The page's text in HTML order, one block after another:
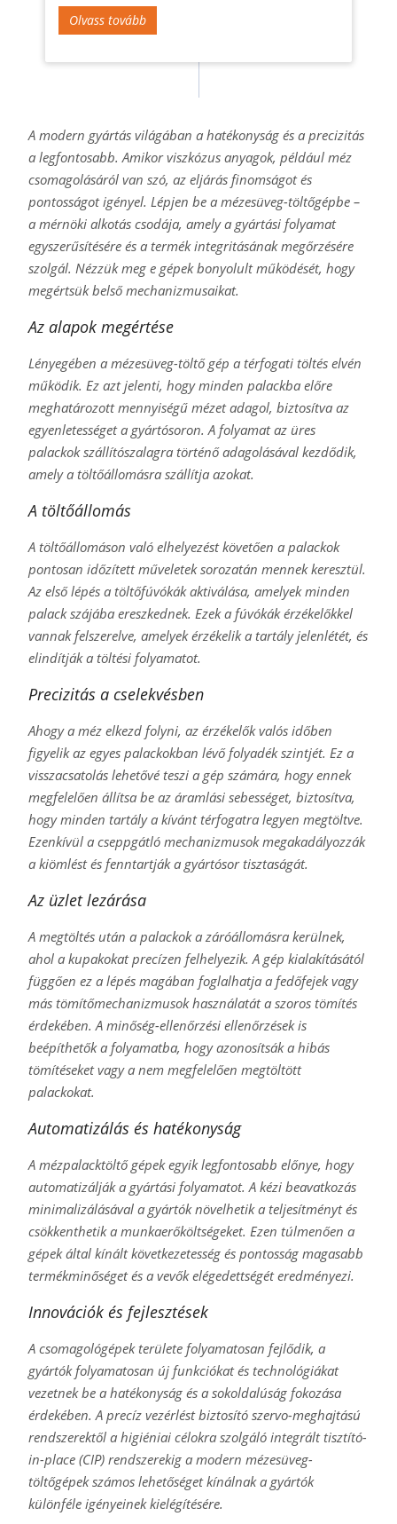
Olvass tovább
A modern gyártás világában a hatékonyság és a precizitás
a legfontosabb. Amikor viszkózus anyagok, például méz
csomagolásáról van szó, az eljárás finomságot és
pontosságot igényel. Lépjen be a mézesüveg-töltőgépbe –
a mérnöki alkotás csodája, amely a gyártási folyamat
egyszerűsítésére és a termék integritásának megőrzésére
szolgál. Nézzük meg e gépek bonyolult működését, hogy
megértsük belső mechanizmusaikat.
Az alapok megértése
Lényegében a mézesüveg-töltő gép a térfogati töltés elvén
működik. Ez azt jelenti, hogy minden palackba előre
meghatározott mennyiségű mézet adagol, biztosítva az
egyenletességet a gyártósoron. A folyamat az üres
palackok szállítószalagra történő adagolásával kezdődik,
amely a töltőállomásra szállítja azokat.
A töltőállomás
A töltőállomáson való elhelyezést követően a palackok
pontosan időzített műveletek sorozatán mennek keresztül.
Az első lépés a töltőfúvókák aktiválása, amelyek minden
palack szájába ereszkednek. Ezek a fúvókák érzékelőkkel
vannak felszerelve, amelyek érzékelik a tartály jelenlétét, és
elindítják a töltési folyamatot.
Precizitás a cselekvésben
Ahogy a méz elkezd folyni, az érzékelők valós időben
figyelik az egyes palackokban lévő folyadék szintjét. Ez a
visszacsatolás lehetővé teszi a gép számára, hogy ennek
megfelelően állítsa be az áramlási sebességet, biztosítva,
hogy minden tartály a kívánt térfogatra legyen megtöltve.
Ezenkívül a cseppgátló mechanizmusok megakadályozzák
a kiömlést és fenntartják a gyártósor tisztaságát.
Az üzlet lezárása
A megtöltés után a palackok a záróállomásra kerülnek,
ahol a kupakokat precízen felhelyezik. A gép kialakításától
függően ez a lépés magában foglalhatja a fedőfejek vagy
más tömítőmechanizmusok használatát a szoros tömítés
érdekében. A minőség-ellenőrzési ellenőrzések is
beépíthetők a folyamatba, hogy azonosítsák a hibás
tömítéseket vagy a nem megfelelően megtöltött
palackokat.
Automatizálás és hatékonyság
A mézpalacktöltő gépek egyik legfontosabb előnye, hogy
automatizálják a gyártási folyamatot. A kézi beavatkozás
minimalizálásával a gyártók növelhetik a teljesítményt és
csökkenthetik a munkaerőköltségeket. Ezen túlmenően a
gépek által kínált következetesség és pontosság magasabb
termékminőséget és a vevők elégedettségét eredményezi.
Innovációk és fejlesztések
A csomagológépek területe folyamatosan fejlődik, a
gyártók folyamatosan új funkciókat és technológiákat
vezetnek be a hatékonyság és a sokoldalúság fokozása
érdekében. A precíz vezérlést biztosító szervo-meghajtású
rendszerektől a higiéniai célokra szolgáló integrált tisztító-
in-place (CIP) rendszerekig a modern mézesüveg-
töltőgépek számos lehetőséget kínálnak a gyártók
különféle igényeinek kielégítésére.